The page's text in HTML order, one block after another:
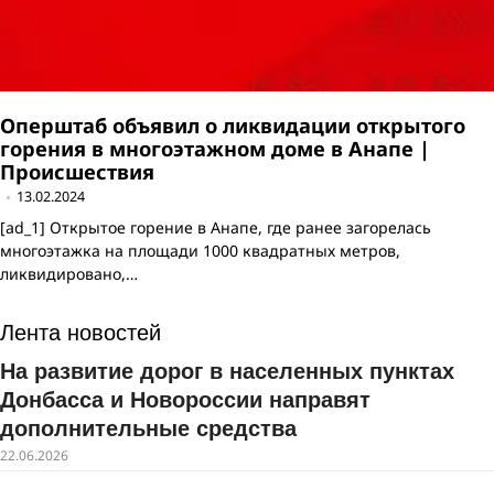
Оперштаб объявил о ликвидации открытого
горения в многоэтажном доме в Анапе |
Происшествия
13.02.2024
[ad_1] Открытое горение в Анапе, где ранее загорелась
многоэтажка на площади 1000 квадратных метров,
ликвидировано,…
Лента новостей
На развитие дорог в населенных пунктах
Донбасса и Новороссии направят
дополнительные средства
22.06.2026